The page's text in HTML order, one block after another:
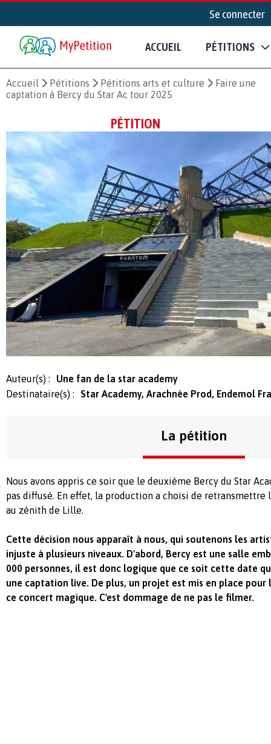
Se connecter
ACCUEIL PÉTITIONS
Accueil Pétitions Pétitions arts et culture
Faire une
captation à Bercy du Star Ac tour 2025
PÉTITION
Auteur(s) :
Une fan de la star academy
Destinataire(s) :
Star Academy, Arachnée Prod, Endemol
La pétition
Nous avons appris ce soir que le deuxième Bercy du Star
pas diffusé. En effet, la production a choisi de
au zénith de Lille.
Cette décision nous apparaît à nous, qui soutenons les
injuste à plusieurs niveaux. D'abord, Bercy est une salle
000 personnes, il est donc logique que ce soit cette date
une captation live. De plus, un projet est mis en place pour
ce concert magique. C'est dommage de ne pas le filmer.